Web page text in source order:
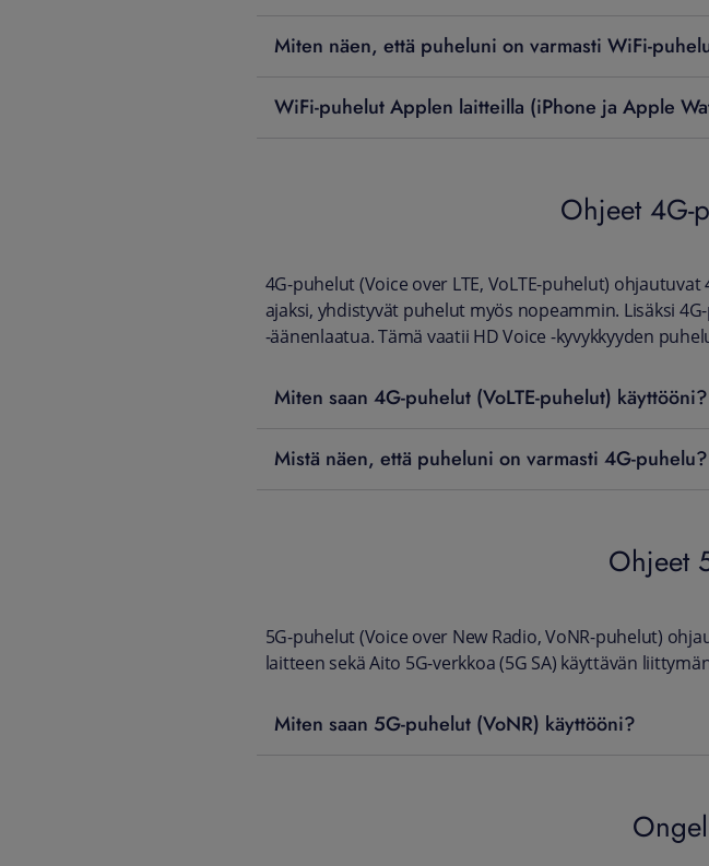
Miten näen, että puheluni on varmasti WiFi-
WiFi-puhelut Applen laitteilla (iPhone ja Apple
Ohjeet 4G-
4G-puhelut (Voice over LTE, VoLTE-puhelut)
ajaksi, yhdistyvät puhelut myös nopeammin. Lisäksi
-äänenlaatua. Tämä vaatii HD Voice -kyvykkyyden
Miten saan 4G-puhelut (VoLTE-puhelut) käyttööni?
Mistä näen, että puheluni on varmasti 4G-puhelu?
Ohjeet
5G-puhelut (Voice over New Radio, VoNR-puhelut)
laitteen sekä Aito 5G-verkkoa (5G SA) käyttävän
Miten saan 5G-puhelut (VoNR) käyttööni?